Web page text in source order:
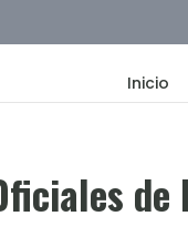
Inicio
de